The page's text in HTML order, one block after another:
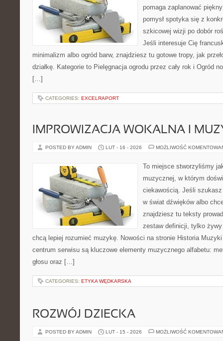
pomaga zaplanować
pomysł spotyka się z
szkicowej wizji po dobór
Jeśli interesuje Cię
minimalizm albo ogród barw, znajdziesz tu gotowe tropy, jak
działkę. Kategorie to Pielęgnacja ogrodu przez cały rok i Ogród
[…]
CATEGORIES: EXCELRAPORT
IMPROWIZACJA WOKALNA I
POSTED BY ADMIN LUT - 16 - 2026 MOŻLIWOŚĆ
To miejsce stworzyliśmy
muzycznej, w którym
ciekawością. Jeśli
w świat dźwięków albo
znajdziesz tu teksty
zestaw definicji, tylko
chcą lepiej rozumieć muzykę. Nowości na stronie Historia
centrum serwisu są kluczowe elementy muzycznego alfabetu:
głosu oraz […]
CATEGORIES: ETYKA WĘDKARSKA
ROZWÓJ DZIECKA
POSTED BY ADMIN LUT - 15 - 2026 MOŻLIWOŚĆ